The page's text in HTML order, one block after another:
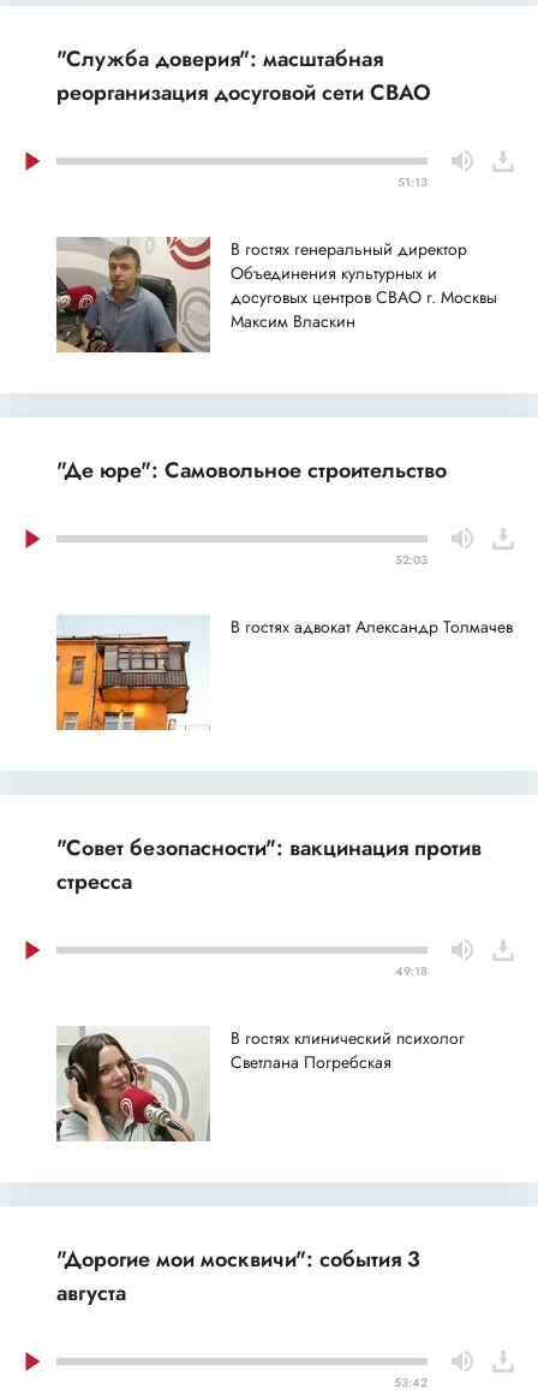
"Служба доверия": масштабная
реорганизация досуговой сети СВАО
51:13
В гостях генеральный директор
Объединения культурных и
досуговых центров СВАО г. Москвы
Максим Власкин
"Де юре": Самовольное строительство
52:03
В гостях адвокат Александр Толмачев
"Совет безопасности": вакцинация против
стресса
49:18
В гостях клинический психолог
Светлана Погребская
"Дорогие мои москвичи": события 3
августа
53:42